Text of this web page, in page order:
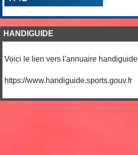
HANDIGUIDE
Voici le lien vers l'annuaire handiguide
https://www.handiguide.sports.gouv.fr